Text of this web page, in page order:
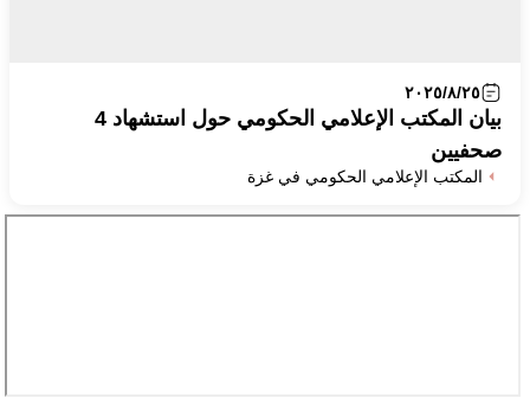
٢٠٢٥/٨/٢٥
بيان المكتب الإعلامي الحكومي حول استشهاد 4
صحفيين
المكتب الإعلامي الحكومي في غزة